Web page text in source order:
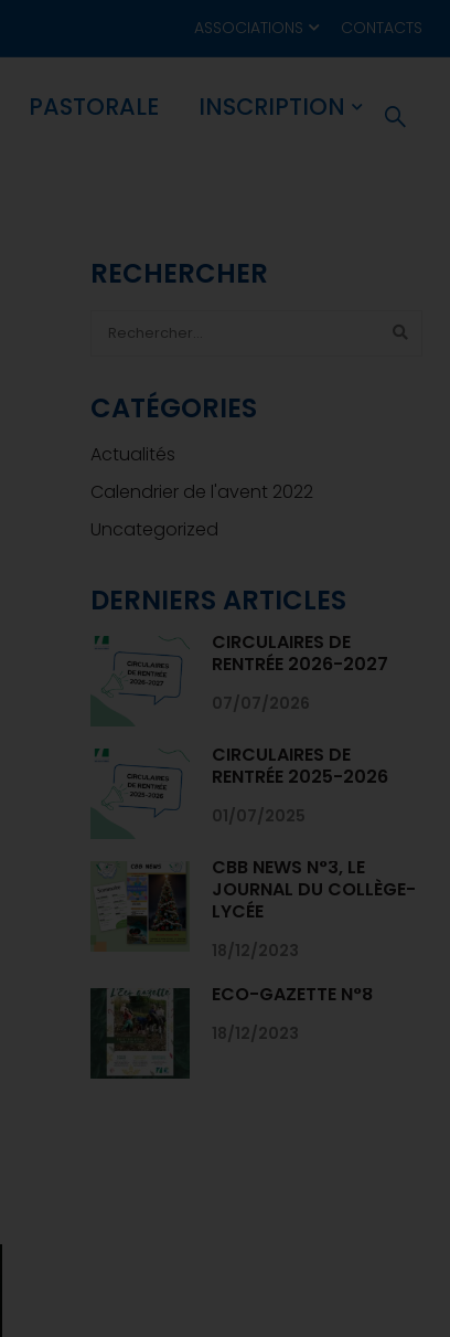
ASSOCIATIONS CONTACTS
PASTORALE INSCRIPTION
RECHERCHER
CATÉGORIES
Actualités
Calendrier de l'avent 2022
Uncategorized
DERNIERS ARTICLES
CIRCULAIRES DE
RENTRÉE 2026-2027
07/07/2026
CIRCULAIRES DE
RENTRÉE 2025-2026
01/07/2025
CBB NEWS N°3, LE
JOURNAL DU COLLÈGE-
LYCÉE
18/12/2023
ECO-GAZETTE N°8
18/12/2023